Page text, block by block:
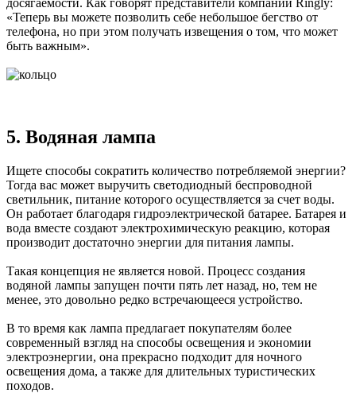
досягаемости. Как говорят представители компании Ringly:
«Теперь вы можете позволить себе небольшое бегство от
телефона, но при этом получать извещения о том, что может
быть важным».
5. Водяная лампа
Ищете способы сократить количество потребляемой энергии?
Тогда вас может выручить светодиодный беспроводной
светильник, питание которого осуществляется за счет воды.
Он работает благодаря гидроэлектрической батарее. Батарея и
вода вместе создают электрохимическую реакцию, которая
производит достаточно энергии для питания лампы.
Такая концепция не является новой. Процесс создания
водяной лампы запущен почти пять лет назад, но, тем не
менее, это довольно редко встречающееся устройство.
В то время как лампа предлагает покупателям более
современный взгляд на способы освещения и экономии
электроэнергии, она прекрасно подходит для ночного
освещения дома, а также для длительных туристических
походов.